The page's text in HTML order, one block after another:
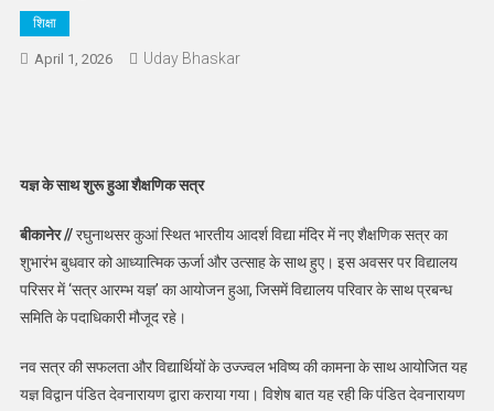
शिक्षा
April 1, 2026 Uday Bhaskar
यज्ञ के साथ शुरू हुआ शैक्षणिक सत्र
बीकानेर //रघुनाथसर कुआं स्थित भारतीय आदर्श विद्या मंदिर में नए शैक्षणिक सत्र का
शुभारंभ बुधवार को आध्यात्मिक ऊर्जा और उत्साह के साथ हुए। इस अवसर पर विद्यालय
परिसर में ‘सत्र आरम्भ यज्ञ’ का आयोजन हुआ, जिसमें विद्यालय परिवार के साथ प्रबन्ध
समिति के पदाधिकारी मौजूद रहे।
नव सत्र की सफलता और विद्यार्थियों के उज्ज्वल भविष्य की कामना के साथ आयोजित यह
यज्ञ विद्वान पंडित देवनारायण द्वारा कराया गया। विशेष बात यह रही कि पंडित देवनारायण